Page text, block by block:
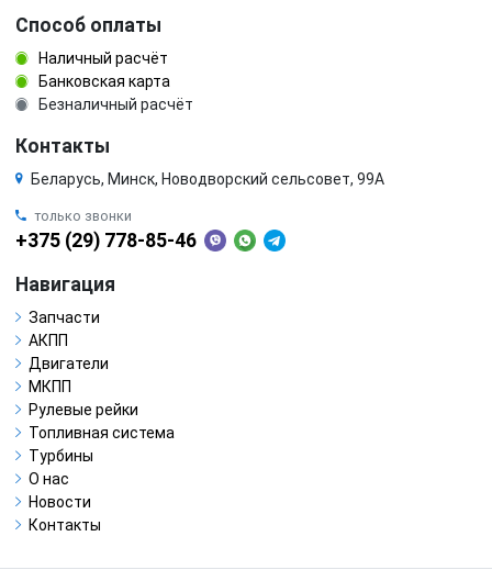
Способ оплаты
Наличный расчёт
Банковская карта
Безналичный расчёт
Контакты
Беларусь, Минск, Новодворский сельсовет, 99А
только звонки
+375 (29) 778-85-46
Навигация
Запчасти
АКПП
Двигатели
МКПП
Рулевые рейки
Топливная система
Турбины
О нас
Новости
Контакты